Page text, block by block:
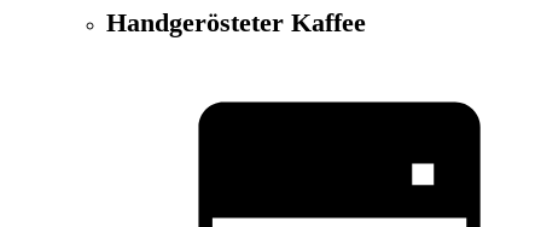
Handgerösteter Kaffee